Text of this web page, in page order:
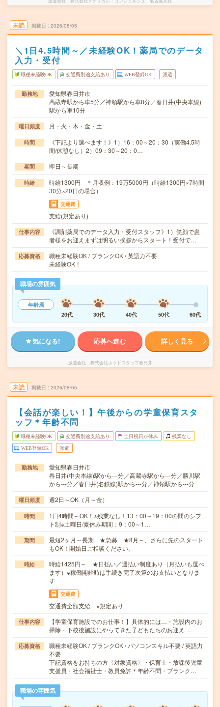
未読 掲載日 2026/08/05
＼1日4.5時間～／未経験OK！薬局でのデータ
入力・受付
職種未経験OK 交通費別途支給あり WEB登録OK 派遣
勤務地
愛知県春日井市
高蔵寺駅から車5分／神領駅から車8分／春日井(中央本線)
駅から車10分
曜日頻度 月・火・木・金・土
時間
《下記より選べます！》1）16：00～20：30（実働4.5時
間/休憩なし）2）09：30～20：0…
期間 即日～長期
時給
時給1300円 ＊月収例：19万5000円（時給1300円×7時間
30分×20日の場合）
交通費
支給(規定あり)
仕事内容
《調剤薬局でのデータ入力・受付スタッフ》1）笑顔で患
者様をお迎えまずは明るい挨拶からスタート！受付で…
応募資格
職種未経験OK / ブランクOK / 英語力不要
未経験OK！
職場の雰囲気
年齢層
20代
30代 40代 50代 60代
気になる! 応募へ進む 詳しく見る
派遣会社 株式会社ホットスタッフ春日井
未読 掲載日 2026/08/05
【会話が楽しい！】午後からの学童保育スタ
ッフ＊年齢不問
職種未経験OK 交通費別途支給あり 土日祝日が休み 残業なし
WEB登録OK 派遣
勤務地
愛知県春日井市
春日井(中央本線)駅から---分／高蔵寺駅から---分／勝川駅
から---分／春日井(名鉄線)駅から---分／神領駅から---分
曜日頻度 週2日～OK（月～金）
時間
1日4時間～OK！※残業なし！13：00～19：00の間のシフ
ト制※土曜日/夏休み期間：9：00～1…
期間
最短2ヶ月～長期 ★急募 ★8月～、さらに先のスタート
もOK！開始日ご相談ください。
時給
時給1425円～ ★日払い／週払い制度あり（月払いも選べ
ます）※稼働開始時は手続き完了次第のお支払いとなりま
す
交通費
交通費全額支給 ※規定あり
仕事内容
【学童保育施設でのお仕事！】具体的には…・施設内のお
掃除・下校後施設にやってきた子どもたちのお迎え …
応募資格
職種未経験OK / ブランクOK / パソコンスキル不要 / 英語力
不要
下記資格をお持ちの方〈対象資格〉・保育士・放課後児童
支援員・社会福祉士・教員免許＊年齢不問・ブランク…
職場の雰囲気